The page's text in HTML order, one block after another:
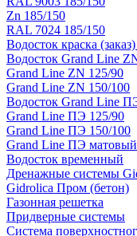
Zn 185/150
RAL 7024 185/150
Водосток краска
Водосток Grand Line
Grand Line ZN 125/90
Grand Line ZN 150/100
Водосток Grand Line
Grand Line ПЭ 125/90
Grand Line ПЭ 150/100
Grand Line ПЭ
Водосток временный
Дренажные системы
Gidrolica Пром (бетон)
Газонная решетка
Придверные системы
Система